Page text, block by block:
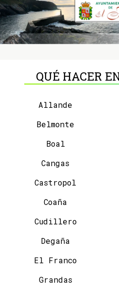
QUÉ HACER
Allande
Belmonte
Boal
Cangas
Castropol
Coaña
Cudillero
Degaña
El Franco
Grandas